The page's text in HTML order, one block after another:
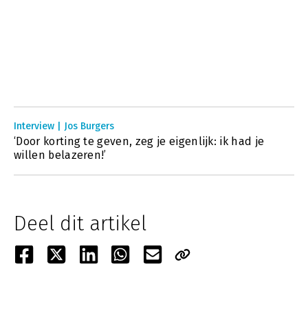
Interview | Jos Burgers
‘Door korting te geven, zeg je eigenlijk: ik had je
willen belazeren!’
Deel dit artikel